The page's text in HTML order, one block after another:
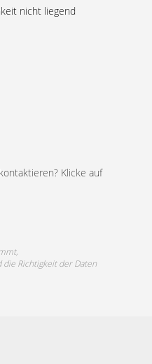
nicht liegend
Klicke auf
Richtigkeit der Daten